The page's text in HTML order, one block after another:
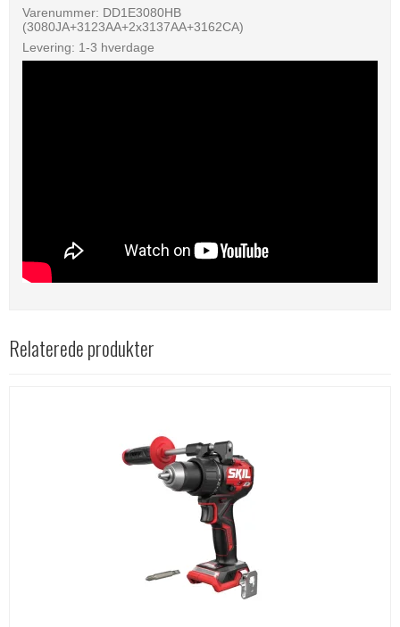
Varenummer: DD1E3080HB
(3080JA+3123AA+2x3137AA+3162CA)
Levering: 1-3 hverdage
Relaterede produkter